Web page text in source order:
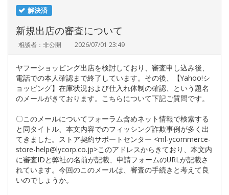
解決済
新規出店の審査について
相談者：非公開 2026/07/01 23:49
ヤフーショッピング出店を検討しており、審査申し込み後、
電話での本人確認まで終了しています。その後、【Yahoo!シ
ョッピング】在庫状況および仕入れ体制の確認、という題名
のメールがきております。こちらについて下記ご質問です。
〇このメールについてフォーラム含めネット情報で検索する
と同タイトル、本文内容でのフィッシング詐欺事例が多く出
てきました。ストア契約サポートセンター <ml-ycommerce-
store-help@lycorp.co.jp>このアドレスからきており、本文内
に審査IDと弊社の名前が記載、申請フォームのURLが記載さ
れています。今回のこのメールは、審査の手続きと考えて良
いのでしょうか。